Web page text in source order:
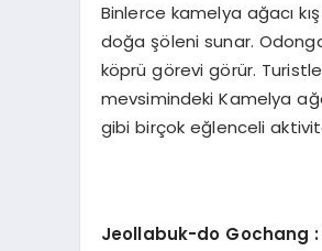
Binlerce kamelya ağacı
doğa şöleni sunar.
köprü görevi görür.
mevsimindeki Kamelya
gibi birçok eğlenceli
Jeollabuk-do Gochang